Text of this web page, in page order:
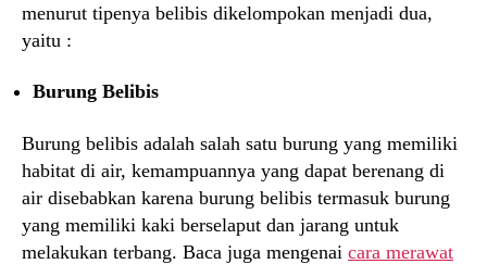
menurut tipenya belibis dikelompokan menjadi dua,
yaitu :
Burung Belibis
Burung belibis adalah salah satu burung yang memiliki
habitat di air, kemampuannya yang dapat berenang di
air disebabkan karena burung belibis termasuk burung
yang memiliki kaki berselaput dan jarang untuk
melakukan terbang. Baca juga mengenai cara merawat